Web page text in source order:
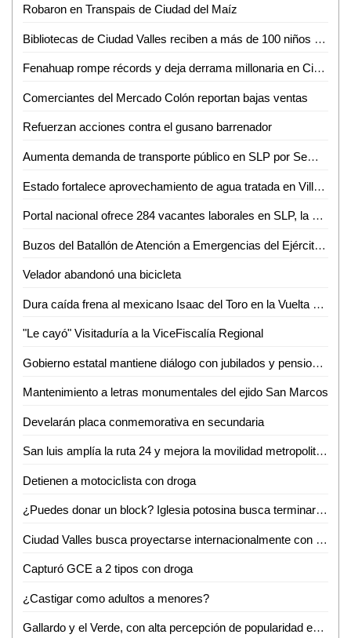
Robaron en Transpais de Ciudad del Maíz
Bibliotecas de Ciudad Valles reciben a más de 100 niños en sus talleres de primavera
Fenahuap rompe récords y deja derrama millonaria en Ciudad Valles: David Medina
Comerciantes del Mercado Colón reportan bajas ventas
Refuerzan acciones contra el gusano barrenador
Aumenta demanda de transporte público en SLP por Semana Santa y Pascua
Estado fortalece aprovechamiento de agua tratada en Villa de Reyes
Portal nacional ofrece 284 vacantes laborales en SLP, la mayoría en la capital
Buzos del Batallón de Atención a Emergencias del Ejército Mexicano rescatan a un minero en el municipio de El Rosario, Sin.
Velador abandonó una bicicleta
Dura caída frena al mexicano Isaac del Toro en la Vuelta al País Vasco
"Le cayó" Visitaduría a la ViceFiscalía Regional
Gobierno estatal mantiene diálogo con jubilados y pensionados
Mantenimiento a letras monumentales del ejido San Marcos
Develarán placa conmemorativa en secundaria
San luis amplía la ruta 24 y mejora la movilidad metropolitana
Detienen a motociclista con droga
¿Puedes donar un block? Iglesia potosina busca terminar su centro administrativo en Valles
Ciudad Valles busca proyectarse internacionalmente con evento de ganado Brahman
Capturó GCE a 2 tipos con droga
¿Castigar como adultos a menores?
Gallardo y el Verde, con alta percepción de popularidad en SLP: Roy Campos